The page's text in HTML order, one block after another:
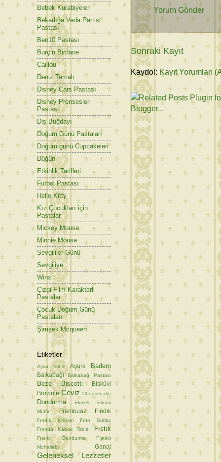
Yorum Gönder
Sonraki Kayıt
Kaydol: Kayıt Yorumları
Bebek Kurabiyeleri
Bekarlığa Veda Partisi
Pastası
Ben10 Pastası
Burçin Birdane
Caillou
Deniz Temalı
Disney Cars Pastası
Disney Prensesleri
Pastası
Diş Buğdayı
Doğum Günü Pastaları
Doğum günü Cupcakeleri
Düğün
Etkinlik Tarifleri
Futbol Pastası
Hello Kitty
Kız Çocukları için
Pastalar
Mickey Mouse
Minnie Mouse
Sevgililer Günü
Sevgiliye
Winx
Çizgi Film Karakterli
Pastalar
Çocuk Doğum Günü
Pastaları
Şimşek Mcqueen
Etiketler
Ayva tatlısı Aşure Badem
Balkabağı Balkabağı Pastası
Beze Biscotti
Bisküvi
Brownie Ceviz Cheesecake
Dondurma Ekmek
Elmalı
Muffin
Frambuaz Fındık
Fındık Krokan
Fırın Sütlaç
Fırında Kabak Tatlısı
Fıstık
Fıstıklı Dondurma
Fıstıklı
Muhallebi
Ganaj
Geleneksel Lezzetler